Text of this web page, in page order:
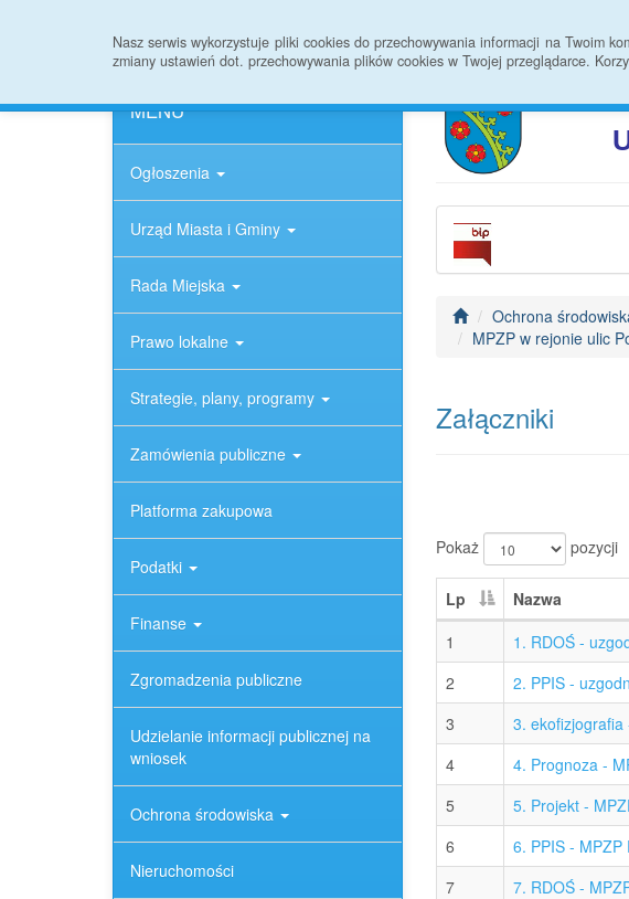
Nasz serwis wykorzystuje pliki cookies do przechowywania informacji na Twoim
zmiany ustawień dot. przechowywania plików cookies w Twojej przeglądarce.
MENU
Ogłoszenia
Urząd Miasta i Gminy
Rada Miejska
Prawo lokalne
Strategie, plany, programy
Zamówienia publiczne
Platforma zakupowa
Podatki
Finanse
Zgromadzenia publiczne
Udzielanie informacji publicznej na
wniosek
Ochrona środowiska
Nieruchomości
Ochrona
MPZP w rejonie ulic
Załączniki
Pokaż pozycji
Lp Nazwa
1
1. RDOŚ -
2
2. PPIS -
3
3. ekofizjografia
4
4. Prognoza -
5
5. Projekt -
6
6. PPIS - MPZP
7
7. RDOŚ -